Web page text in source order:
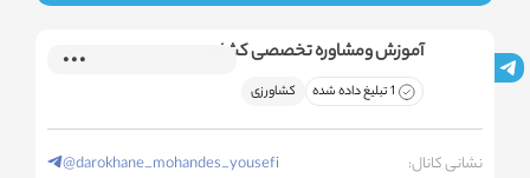
آموزش ومشاوره تخصصی کشاورزی
1 تبلیغ داده شده کشاورزی
نشانی کانال: @darokhane_mohandes_yousefi